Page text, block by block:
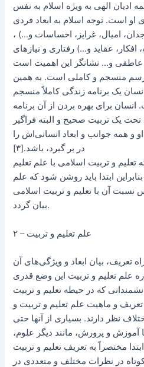
ادیان الهی به ویژه اسلام به نفس
او است. توجه اسلام به ابعاد فردی
امیال، ‌غرایز، احساسات و…) ،
عقاید و…) رفتاری و نیازهای
رسم منسجم و کاملی است. به همین
یک برنامه زندگی کاملاً منسجم
برای بهره بردن از آن برنامه
تحت یک تربیت صحیح و البته فراگیر
و همه جوانب و ابعاد انسانی‌اش را
در بر گیرد، باشد.[۳]
تعلیم و تربیت اسلامی با علم تعلیم
ابتدا باید روشن شود که علم
آن با تعلیم و تربیت اسلامی
بیان گردد.
۲ – علم تعلیم و تربیت
تعریف، بیان ابعاد و ویژگی‌های آن
علم تعلیم و تربیت این وضع قدری
که در حیطه تعلیم و تربیت
و ماهیت علم تعلیم و تربیت و
نظر دارند. بسیاری از آنها حتی
آموزش و پرورش، مانند دیگر علوم،
ابتدا مختصراً به تعریف تعلیم و تربیت
در نظرات مختلف و متعددی در